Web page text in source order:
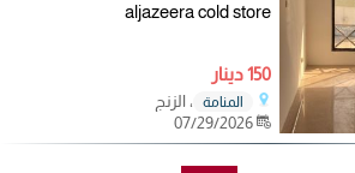
aljazeera cold store
150 دينار
المنامة
، الزنج
07/29/2026